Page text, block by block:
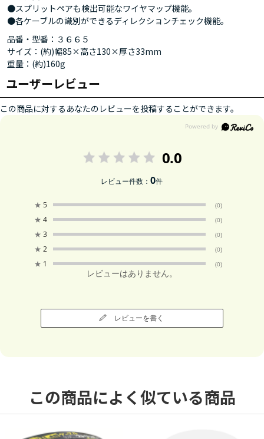
●スプリットペアも検出可能なワイヤマップ機能。
●各ケーブルの識別ができるディレクションチェック機能。
品番・型番：３６６５
サイズ：(約)幅85×高さ130×厚さ33mm
重量：(約)160g
ユーザーレビュー
この商品に対するあなたのレビューを投稿することができます。
0.0
レビュー件数：0件
★ 5 (0)
★ 4 (0)
★ 3 (0)
★ 2 (0)
★ 1 (0)
レビューはありません。
レビューを書く
この商品によく似ている商品